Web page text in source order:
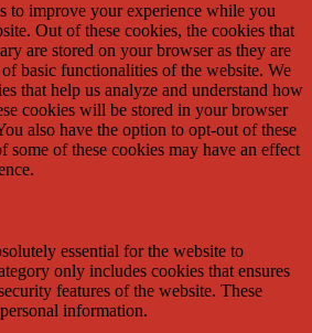
to improve your experience while you
Out of these cookies, the cookies that
are stored on your browser as they are
basic functionalities of the website. We
that help us analyze and understand how
cookies will be stored in your browser
also have the option to opt-out of these
some of these cookies may have an effect
essential for the website to
only includes cookies that ensures
features of the website. These
information.